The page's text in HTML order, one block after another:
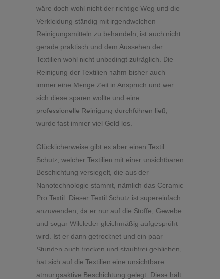
wäre doch wohl nicht der richtige Weg und die
Verkleidung ständig mit irgendwelchen
Reinigungsmitteln zu behandeln, ist auch nicht
gerade praktisch und dem Aussehen der
Textilien wohl nicht unbedingt zuträglich. Die
Reinigung der Textilien nahm bisher auch
immer eine Menge Zeit in Anspruch und wer
sich diese sparen wollte und eine
professionelle Reinigung durchführen ließ,
wurde fast immer viel Geld los.
Glücklicherweise gibt es aber einen Textil
Schutz, welcher Textilien mit einer unsichtbaren
Beschichtung versiegelt, die aus der
Nanotechnologie stammt, nämlich das Ceramic
Pro Textil. Dieser Textil Schutz ist supereinfach
anzuwenden, da er nur auf die Stoffe, Gewebe
und sogar Wildleder gleichmäßig aufgesprüht
wird. Ist er dann getrocknet und ein paar
Stunden auch trocken und staubfrei geblieben,
hat sich auf die Textilien eine unsichtbare,
atmungsaktive Beschichtung gelegt. Diese hält